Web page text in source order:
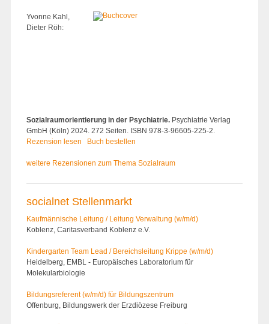
Yvonne Kahl,
Dieter Röh:
Sozialraumorientierung in der Psychiatrie. Psychiatrie Verlag
GmbH (Köln) 2024. 272 Seiten. ISBN 978-3-96605-225-2.
Rezension lesen
Buch bestellen
weitere Rezensionen zum Thema Sozialraum
socialnet Stellenmarkt
Kaufmännische Leitung / Leitung Verwaltung (w/m/d)
Koblenz, Caritasverband Koblenz e.V.
Kindergarten Team Lead / Bereichsleitung Krippe (w/m/d)
Heidelberg, EMBL - Europäisches Laboratorium für
Molekularbiologie
Bildungsreferent (w/m/d) für Bildungszentrum
Offenburg, Bildungswerk der Erzdiözese Freiburg